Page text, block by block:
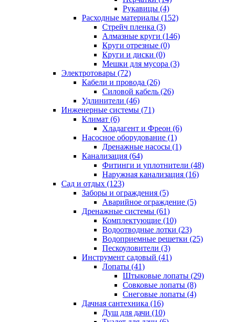
Рукавицы (4)
Расходные материалы (152)
Стрейч пленка (3)
Алмазные круги (146)
Круги отрезные (0)
Круги и диски (0)
Мешки для мусора (3)
Электротовары (72)
Кабели и провода (26)
Силовой кабель (26)
Удлинители (46)
Инженерные системы (71)
Климат (6)
Хладагент и Фреон (6)
Насосное оборудование (1)
Дренажные насосы (1)
Канализация (64)
Фитинги и уплотнители (48)
Наружная канализация (16)
Сад и отдых (123)
Заборы и ограждения (5)
Аварийное ограждение (5)
Дренажные системы (61)
Комплектующие (10)
Водоотводные лотки (23)
Водоприемные решетки (25)
Пескоуловители (3)
Инструмент садовый (41)
Лопаты (41)
Штыковые лопаты (29)
Совковые лопаты (8)
Снеговые лопаты (4)
Дачная сантехника (16)
Душ для дачи (10)